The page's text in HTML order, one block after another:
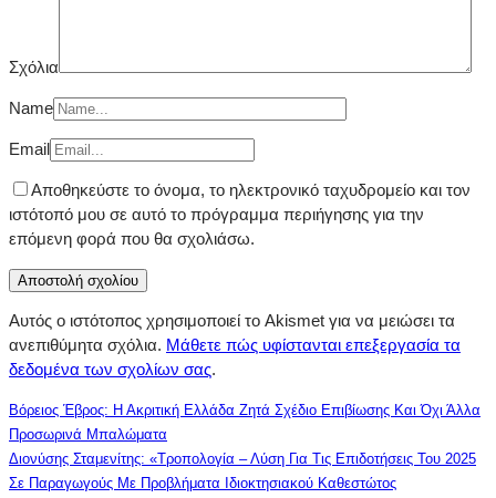
Σχόλια
Name
Email
Αποθηκεύστε το όνομα, το ηλεκτρονικό ταχυδρομείο και τον
ιστότοπό μου σε αυτό το πρόγραμμα περιήγησης για την
επόμενη φορά που θα σχολιάσω.
Αυτός ο ιστότοπος χρησιμοποιεί το Akismet για να μειώσει τα
ανεπιθύμητα σχόλια. Μάθετε πώς υφίστανται επεξεργασία τα
δεδομένα των σχολίων σας.
Βόρειος Έβρος: Η Ακριτική Ελλάδα Ζητά Σχέδιο Επιβίωσης Και Όχι Άλλα
Προσωρινά Μπαλώματα
Διονύσης Σταμενίτης: «Τροπολογία – Λύση Για Τις Επιδοτήσεις Του 2025
Σε Παραγωγούς Με Προβλήματα Ιδιοκτησιακού Καθεστώτος